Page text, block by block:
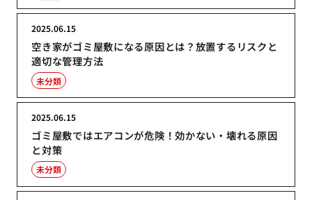
空き家がゴミ屋敷になる原因とは？放置するリスクと
適切な管理方法
2025.06.15
未分類
ゴミ屋敷ではエアコンが危険！効かない・壊れる原因
と対策
2025.06.15
未分類